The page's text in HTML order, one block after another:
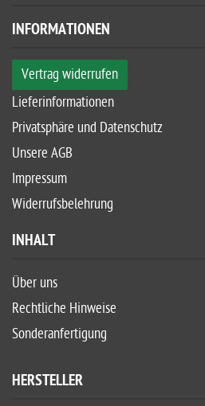
INFORMATIONEN
Vertrag widerrufen
Lieferinformationen
Privatsphäre und Datenschutz
Unsere AGB
Impressum
Widerrufsbelehrung
INHALT
Über uns
Rechtliche Hinweise
Sonderanfertigung
HERSTELLER